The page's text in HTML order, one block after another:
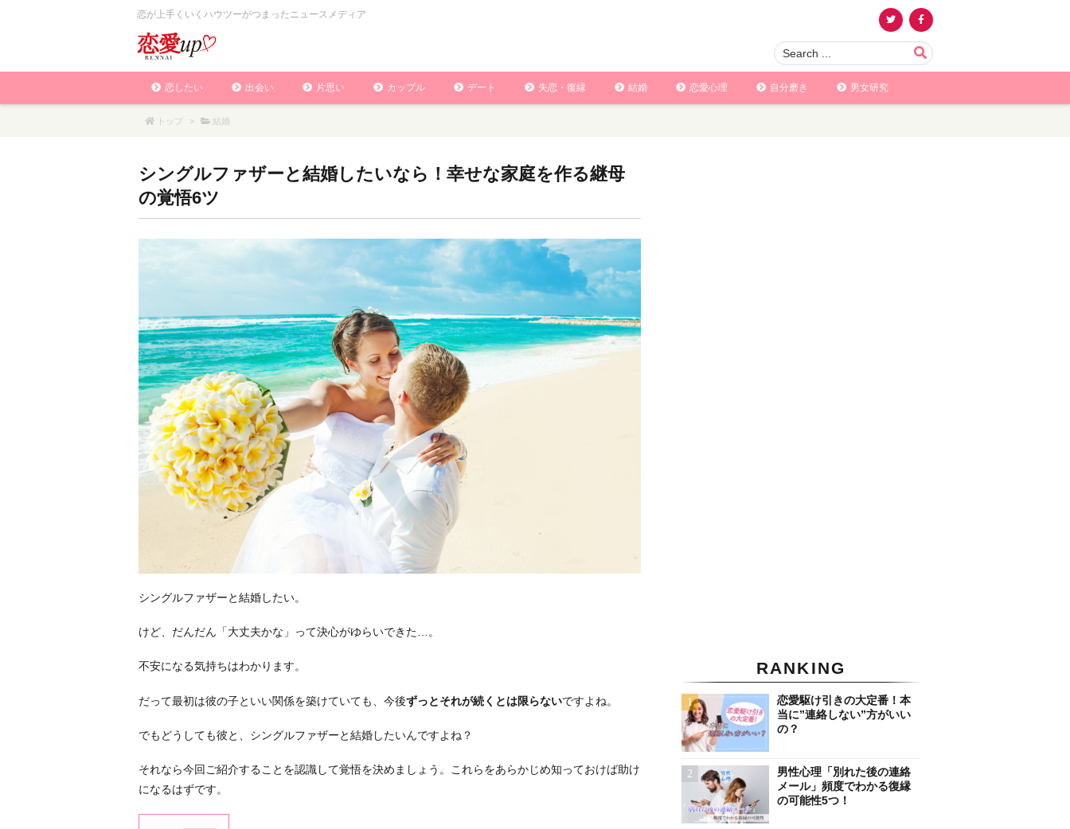
恋が上手くいくハウツーがつまったニュースメディア
恋したい 出会い 片思い カップル デート 失恋・復縁 結婚 恋愛心理 自分磨き 男女研究
トップ > 結婚
シングルファザーと結婚したいなら！幸せな家庭を作る継母
の覚悟6ツ
シングルファザーと結婚したい。
けど、だんだん「大丈夫かな」って決心がゆらいできた…。
不安になる気持ちはわかります。
だって最初は彼の子といい関係を築けていても、今後ずっとそれが続くとは限らないですよね。
でもどうしても彼と、シングルファザーと結婚したいんですよね？
それなら今回ご紹介することを認識して覚悟を決めましょう。これらをあらかじめ知っておけば助け
になるはずです。
RANKING
恋愛駆け引きの大定番！本
当に”連絡しない”方がいい
の？
男性心理「別れた後の連絡
メール」頻度でわかる復縁
の可能性5つ！